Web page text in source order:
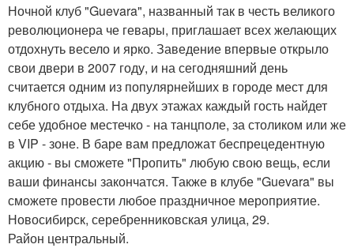
Ночной клуб "Guevara", названный так в честь великого
революционера че гевары, приглашает всех желающих
отдохнуть весело и ярко. Заведение впервые открыло
свои двери в 2007 году, и на сегодняшний день
считается одним из популярнейших в городе мест для
клубного отдыха. На двух этажах каждый гость найдет
себе удобное местечко - на танцполе, за столиком или же
в VIP - зоне. В баре вам предложат беспрецедентную
акцию - вы сможете "Пропить" любую свою вещь, если
ваши финансы закончатся. Также в клубе "Guevara" вы
сможете провести любое праздничное мероприятие.
Новосибирск, серебренниковская улица, 29.
Район центральный.